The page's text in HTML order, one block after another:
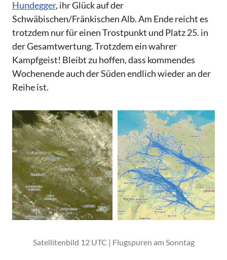
Hundegger, ihr Glück auf der
Schwäbischen/Fränkischen Alb. Am Ende reicht es
trotzdem nur für einen Trostpunkt und Platz 25. in
der Gesamtwertung. Trotzdem ein wahrer
Kampfgeist! Bleibt zu hoffen, dass kommendes
Wochenende auch der Süden endlich wieder an der
Reihe ist.
Satellitenbild 12 UTC | Flugspuren am Sonntag